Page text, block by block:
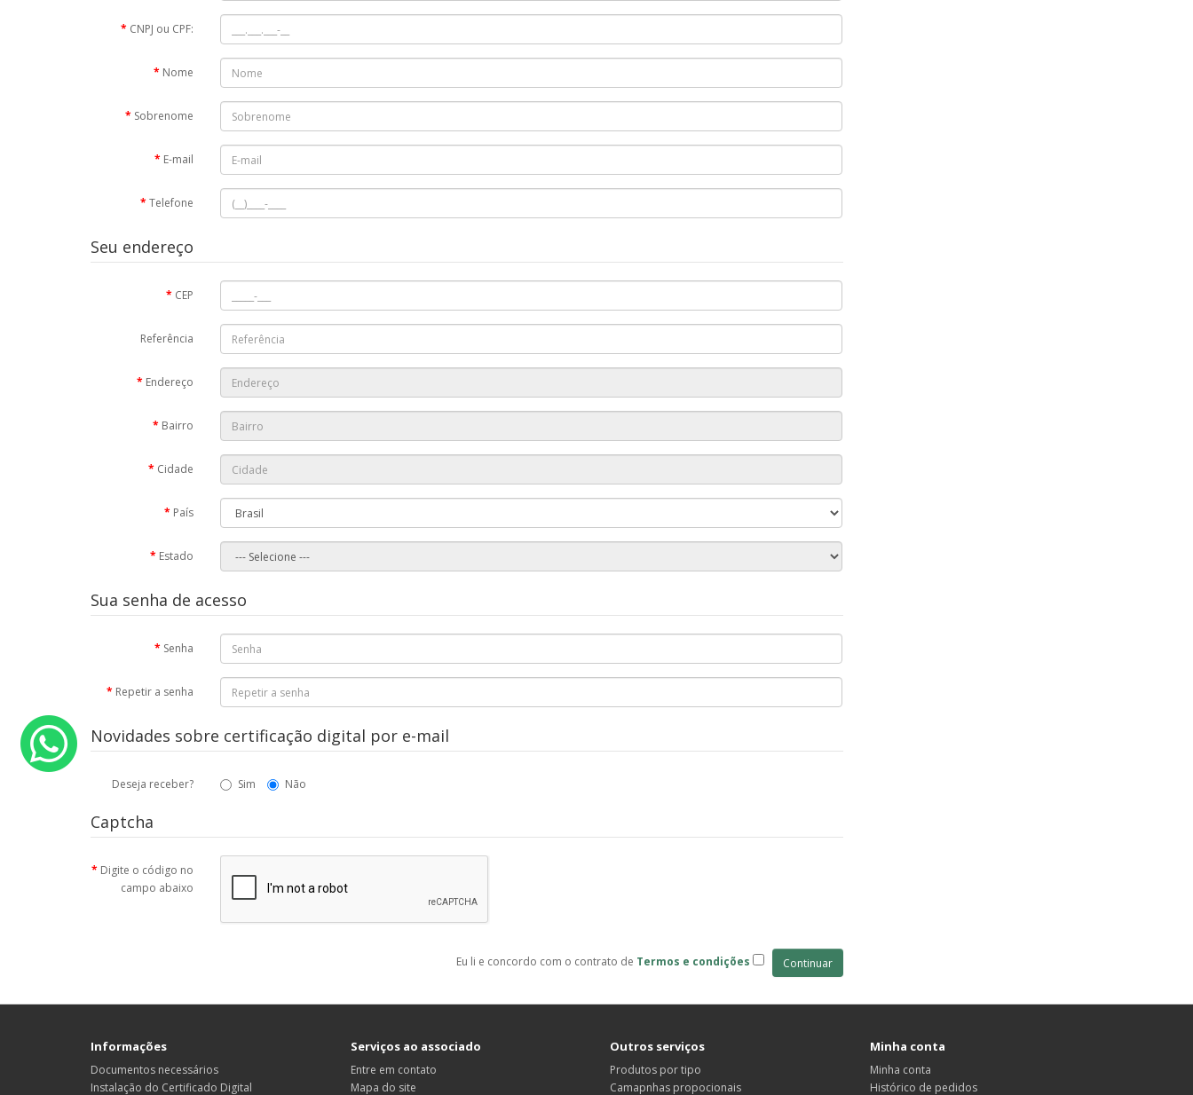
CNPJ ou CPF:
Nome
Sobrenome
E-mail
Telefone
Seu endereço
CEP
Referência
Endereço
Bairro
Cidade
País
Estado
Sua senha de acesso
Senha
Repetir a senha
Novidades sobre certificação digital por e-mail
Deseja receber? Sim Não
Captcha
Digite o código no
campo abaixo
Eu li e concordo com o contrato de Termos e condições
Informações
Documentos necessários
Instalação do Certificado Digital
Serviços ao associado
Entre em contato
Mapa do site
Outros serviços
Produtos por tipo
Camapnhas propocionais
Minha conta
Minha conta
Histórico de pedidos